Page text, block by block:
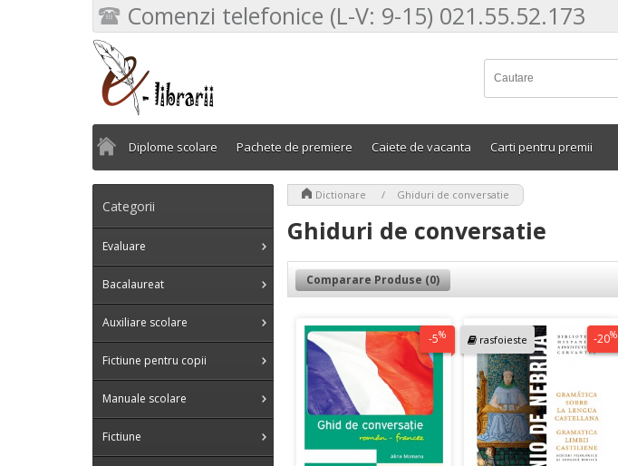
Comenzi telefonice (L-V: 9-15) 021.55.52.173
Diplome scolare Pachete de premiere Caiete de vacanta Carti pentru premii
Categorii
Evaluare
Bacalaureat
Auxiliare scolare
Fictiune pentru copii
Manuale scolare
Fictiune
Dictionare Ghiduri de conversatie
Ghiduri de conversatie
Comparare Produse (0)
-5% rasfoieste -20%